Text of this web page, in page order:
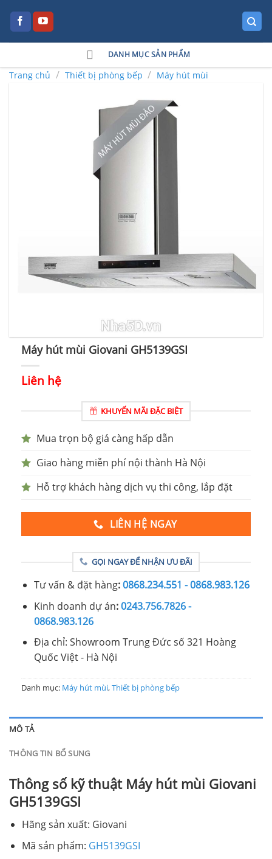
DANH MỤC SẢN PHẨM
Trang chủ / Thiết bị phòng bếp / Máy hút mùi
Máy hút mùi Giovani GH5139GSI
Liên hệ
KHUYẾN MÃI ĐẶC BIỆT
Mua trọn bộ giá càng hấp dẫn
Giao hàng miễn phí nội thành Hà Nội
Hỗ trợ khách hàng dịch vụ thi công, lắp đặt
LIÊN HỆ NGAY
GỌI NGAY ĐỂ NHẬN ƯU ĐÃI
Tư vấn & đặt hàng:0868.234.551 - 0868.983.126
Kinh doanh dự án:0243.756.7826 -
0868.983.126
Địa chỉ: Showroom Trung Đức số 321 Hoàng
Quốc Việt - Hà Nội
Danh mục: Máy hút mùi,Thiết bị phòng bếp
MÔ TẢ
THÔNG TIN BỔ SUNG
Thông số kỹ thuật Máy hút mùi Giovani
GH5139GSI
Hãng sản xuất: Giovani
Mã sản phẩm: GH5139GSI